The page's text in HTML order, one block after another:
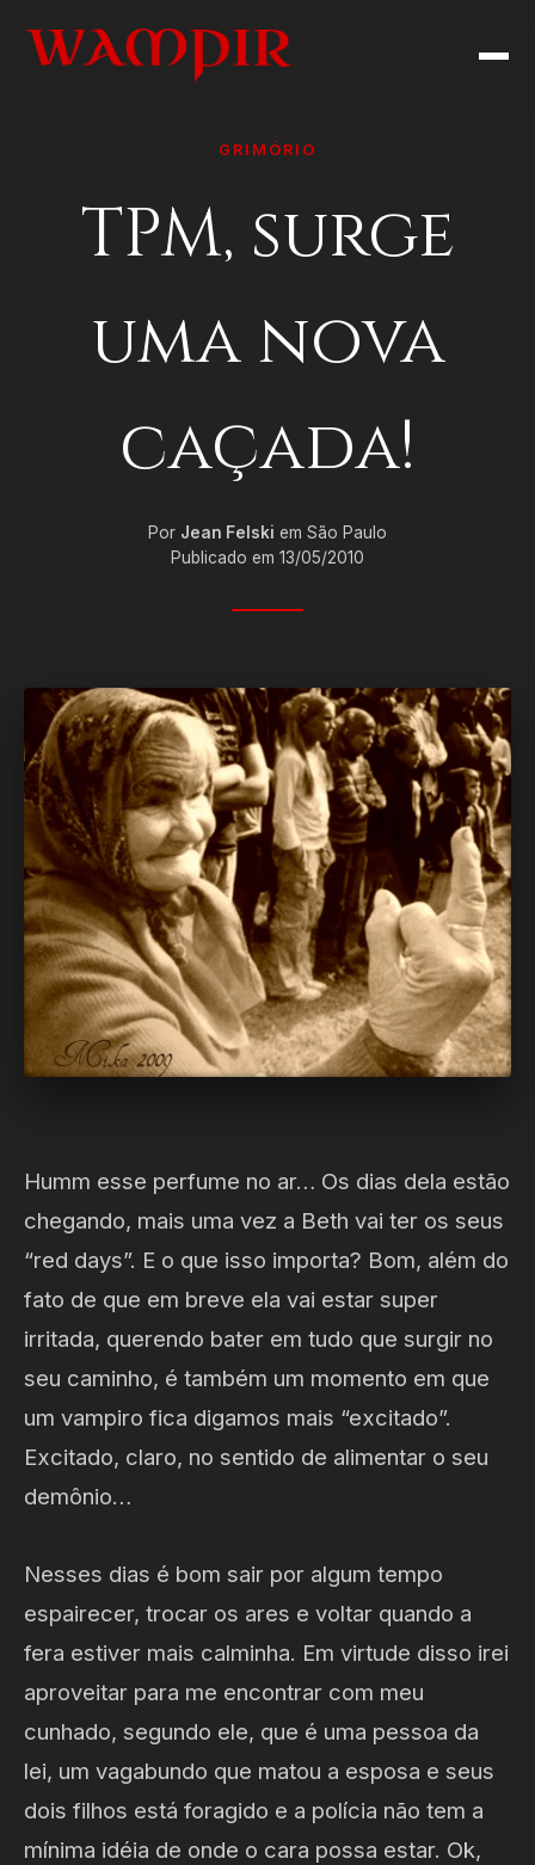
GRIMÓRIO
TPM, surge
uma nova
caçada!
Por Jean Felski em São Paulo
Publicado em 13/05/2010
Humm esse perfume no ar… Os dias dela estão
chegando, mais uma vez a Beth vai ter os seus
“red days”. E o que isso importa? Bom, além do
fato de que em breve ela vai estar super
irritada, querendo bater em tudo que surgir no
seu caminho, é também um momento em que
um vampiro fica digamos mais “excitado”.
Excitado, claro, no sentido de alimentar o seu
demônio…
Nesses dias é bom sair por algum tempo
espairecer, trocar os ares e voltar quando a
fera estiver mais calminha. Em virtude disso irei
aproveitar para me encontrar com meu
cunhado, segundo ele, que é uma pessoa da
lei, um vagabundo que matou a esposa e seus
dois filhos está foragido e a polícia não tem a
mínima idéia de onde o cara possa estar. Ok,